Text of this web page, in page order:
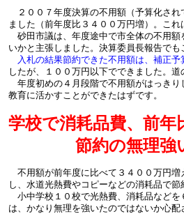
２００７年度決算の不用額（予算化され
ました（前年度比３４００万円増）。こ
砂田市議は、年度途中で市全体の不用額
いかと主張しました。決算委員長報告でも
入札の結果節約できた不用額は、補正予
したが、１００万円以下でできました。
年度初めの４月段階で不用額がはっきり
教育に活かすことができたはずです。
学校で消耗品費、前年
節約の無理強い
不用額が前年度に比べて３４００万円増
し、水道光熱費やコピーなどの消耗品で節
小中学校１０校で光熱費、消耗品などを
は、かなり無理を強いたのではないか心配